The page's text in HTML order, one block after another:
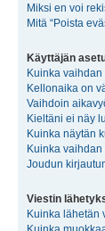
Miksi en voi
Mitä “Poista
Käyttäjän
Kuinka
Kellonaika on
Vaihdoin
Kieltäni ei näy
Kuinka näytän
Kuinka
Joudun
Viestin
Kuinka lähetän